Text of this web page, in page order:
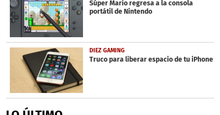
52
seconds
Súper Mario regresa a la consola
portátil de Nintendo
DIEZ GAMING
Truco para liberar espacio de tu iPhone